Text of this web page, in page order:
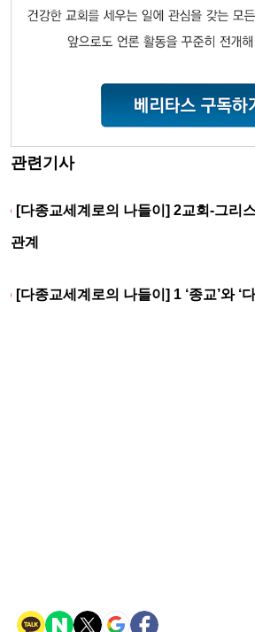
관련기사
[다종교세계로의 나들이] 2교회-그리
관계
[다종교세계로의 나들이] 1 ‘종교’와 ‘